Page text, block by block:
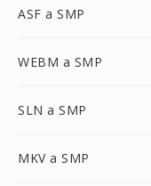
ASF a SMP
WEBM a SMP
SLN a SMP
MKV a SMP